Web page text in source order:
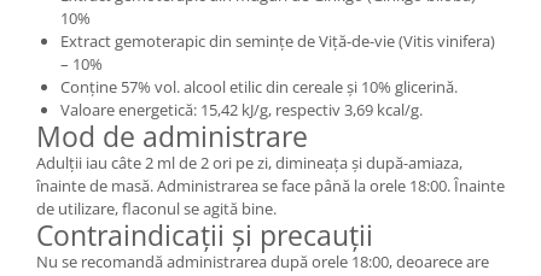
10%
Extract gemoterapic din semințe de Viță-de-vie (Vitis vinifera)
– 10%
Conține 57% vol. alcool etilic din cereale și 10% glicerină.
Valoare energetică: 15,42 kJ/g, respectiv 3,69 kcal/g.
Mod de administrare
Adulții iau câte 2 ml de 2 ori pe zi, dimineața și după-amiaza,
înainte de masă. Administrarea se face până la orele 18:00. Înainte
de utilizare, flaconul se agită bine.
Contraindicații și precauții
Nu se recomandă administrarea după orele 18:00, deoarece are